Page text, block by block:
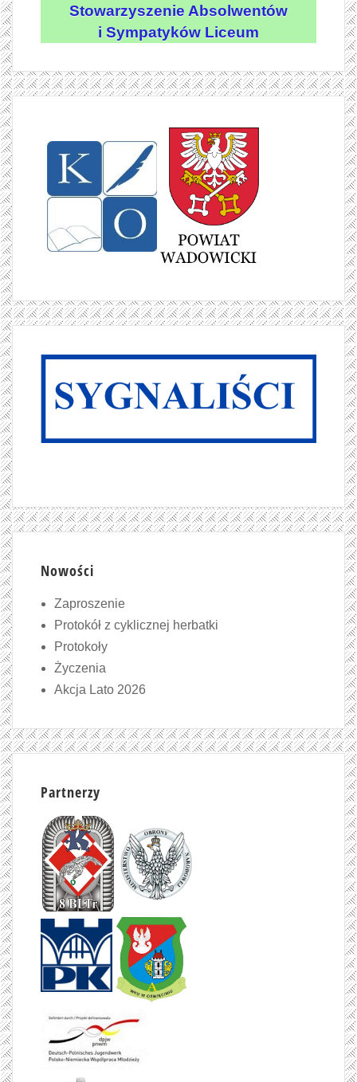
Stowarzyszenie Absolwentów
i Sympatyków Liceum
Nowości
Zaproszenie
Protokół z cyklicznej herbatki
Protokoły
Życzenia
Akcja Lato 2026
Partnerzy